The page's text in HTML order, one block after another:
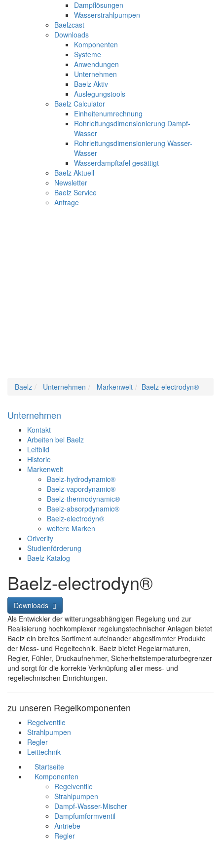
Dampflösungen
Wasserstrahlpumpen
Baelzcast
Downloads
Komponenten
Systeme
Anwendungen
Unternehmen
Baelz Aktiv
Auslegungstools
Baelz Calculator
Einheitenumrechnung
Rohrleitungsdimensionierung Dampf-
Wasser
Rohrleitungsdimensionierung Wasser-
Wasser
Wasserdampftafel gesättigt
Baelz Aktuell
Newsletter
Baelz Service
Anfrage
Baelz Unternehmen Markenwelt Baelz-electrodyn®
Unternehmen
Kontakt
Arbeiten bei Baelz
Leitbild
Historie
Markenwelt
Baelz-hydrodynamic®
Baelz-vapordynamic®
Baelz-thermodynamic®
Baelz-absorpdynamic®
Baelz-electrodyn®
weitere Marken
Oriverify
Studienförderung
Baelz Katalog
Baelz-electrodyn®
Downloads
Als Entwickler der witterungsabhängigen Regelung und zur
Realisierung hochkomplexer regelungstechnischer Anlagen bietet
Baelz ein breites Sortiment aufeinander abgestimmter Produkte
der Mess- und Regeltechnik. Baelz bietet Regelarmaturen,
Regler, Fühler, Druckaufnehmer, Sicherheitstemperaturbegrenzer
und sorgt für die korrekte Verknüpfung aller mess- und
regeltechnischen Einrichtungen.
zu unseren Regelkomponenten
Regelventile
Strahlpumpen
Regler
Leittechnik
Startseite
Komponenten
Regelventile
Strahlpumpen
Dampf-Wasser-Mischer
Dampfumformventil
Antriebe
Regler